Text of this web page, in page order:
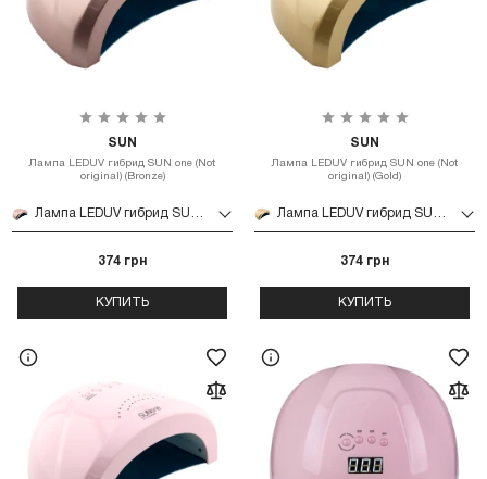
SUN
Лампа LEDUV гибрид SUN one (Not
original) (Bronze)
374 грн
КУПИТЬ
SUN
Лампа LEDUV гибрид SUN one (Not
original) (Gold)
374 грн
КУПИТЬ